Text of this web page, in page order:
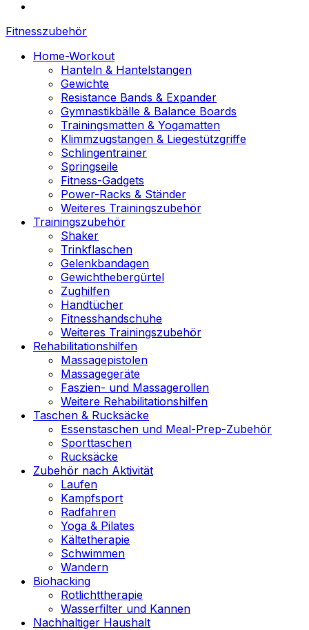
Fitnesszubehör
Home-Workout
Hanteln & Hantelstangen
Gewichte
Resistance Bands & Expander
Gymnastikbälle & Balance Boards
Trainingsmatten & Yogamatten
Klimmzugstangen & Liegestützgriffe
Schlingentrainer
Springseile
Fitness-Gadgets
Power-Racks & Ständer
Weiteres Trainingszubehör
Trainingszubehör
Shaker
Trinkflaschen
Gelenkbandagen
Gewichthebergürtel
Zughilfen
Handtücher
Fitnesshandschuhe
Weiteres Trainingszubehör
Rehabilitationshilfen
Massagepistolen
Massagegeräte
Faszien- und Massagerollen
Weitere Rehabilitationshilfen
Taschen & Rucksäcke
Essenstaschen und Meal-Prep-Zubehör
Sporttaschen
Rucksäcke
Zubehör nach Aktivität
Laufen
Kampfsport
Radfahren
Yoga & Pilates
Kältetherapie
Schwimmen
Wandern
Biohacking
Rotlichttherapie
Wasserfilter und Kannen
Nachhaltiger Haushalt